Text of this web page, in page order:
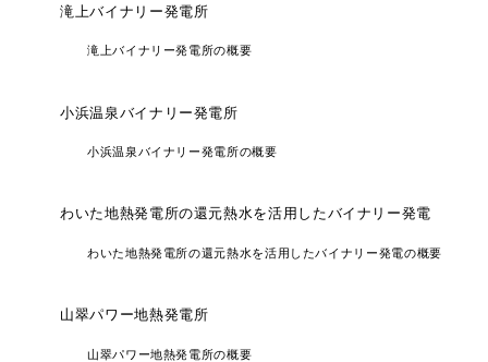
滝上バイナリー発電所
滝上バイナリー発電所の概要
小浜温泉バイナリー発電所
小浜温泉バイナリー発電所の概要
わいた地熱発電所の還元熱水を活用したバイナリー発電
わいた地熱発電所の還元熱水を活用したバイナリー発電の概要
山翠パワー地熱発電所
山翠パワー地熱発電所の概要